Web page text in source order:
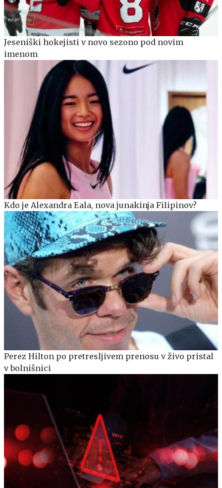
Jeseniški hokejisti v novo sezono pod novim
imenom
Kdo je Alexandra Eala, nova junakinja Filipinov?
Perez Hilton po pretresljivem prenosu v živo pristal
v bolnišnici